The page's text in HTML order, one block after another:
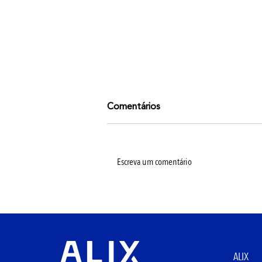
Comentários
Escreva um comentário
ALIX